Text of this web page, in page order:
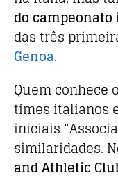
do
das três
Genoa.
Quem conhece
times italianos
iniciais
similaridades.
and Athletic